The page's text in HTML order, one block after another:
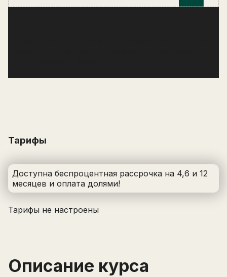
Тарифы
Доступна беспроцентная рассрочка на 4,6 и 12
месяцев и оплата долями!
Тарифы не настроены
Описание курса